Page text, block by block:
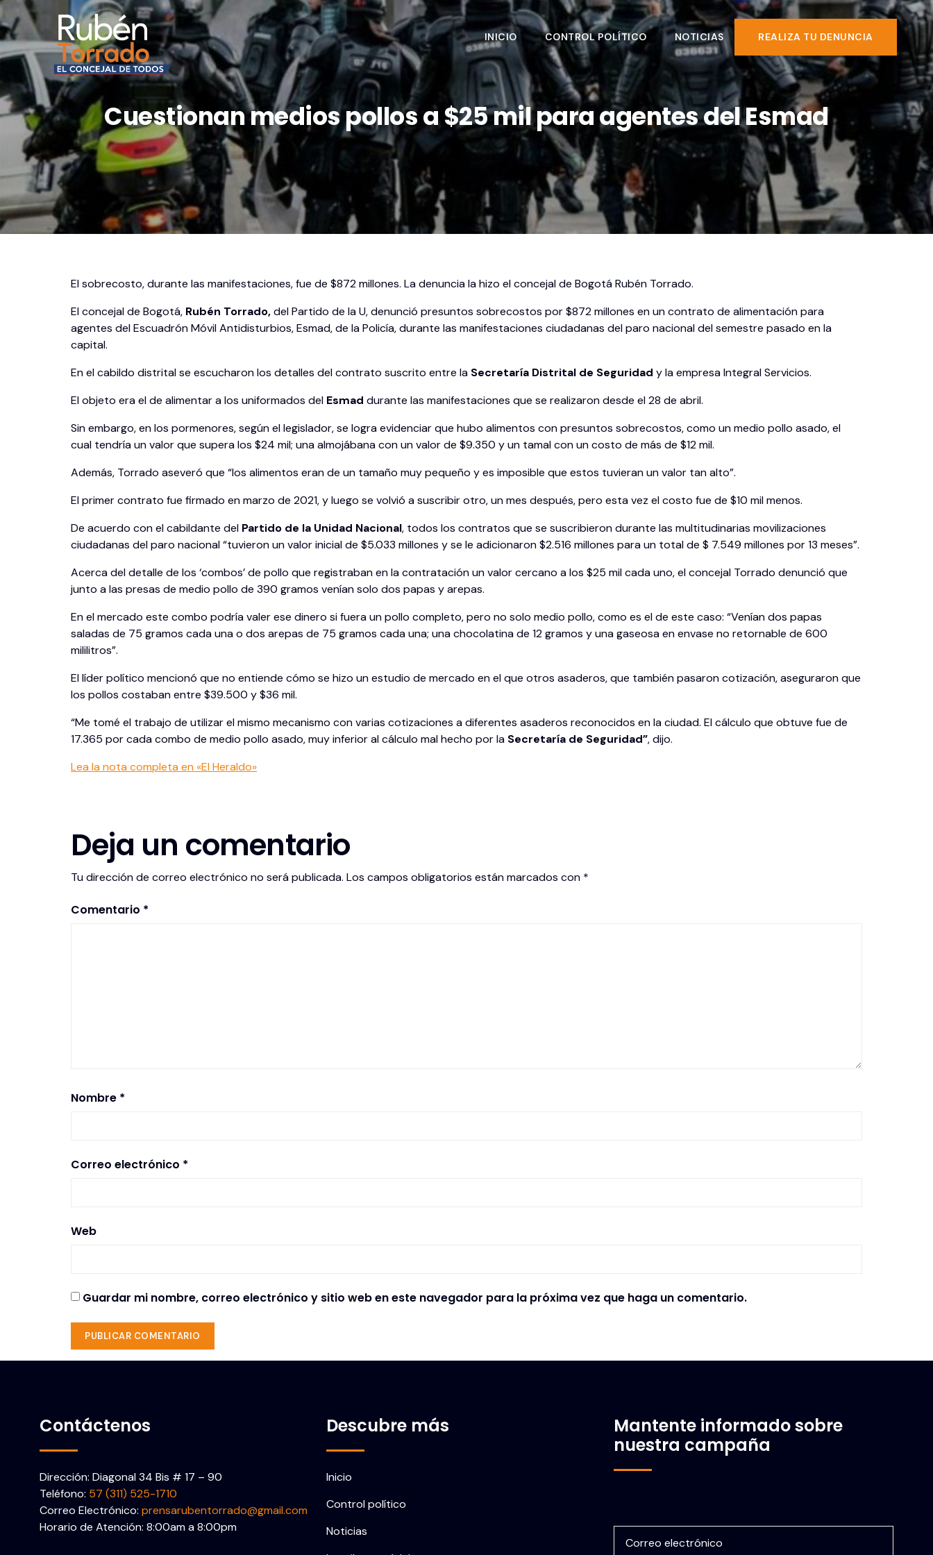
INICIO CONTROL POLÍTICO NOTICIAS REALIZA TU DENUNCIA
Cuestionan medios pollos a $25 mil para agentes del Esmad
El sobrecosto, durante las manifestaciones, fue de $872 millones. La denuncia la hizo el concejal de Bogotá Rubén Torrado.
El concejal de Bogotá, Rubén Torrado,del Partido de la U, denunció presuntos sobrecostos por $872 millones en un contrato de alimentación para
agentes del Escuadrón Móvil Antidisturbios, Esmad, de la Policía, durante las manifestaciones ciudadanas del paro nacional del semestre pasado en la
capital.
En el cabildo distrital se escucharon los detalles del contrato suscrito entre la Secretaría Distrital de Seguridad y la empresa Integral Servicios.
El objeto era el de alimentar a los uniformados del Esmad durante las manifestaciones que se realizaron desde el 28 de abril.
Sin embargo, en los pormenores, según el legislador, se logra evidenciar que hubo alimentos con presuntos sobrecostos, como un medio pollo asado, el
cual tendría un valor que supera los $24 mil; una almojábana con un valor de $9.350 y un tamal con un costo de más de $12 mil.
Además, Torrado aseveró que “los alimentos eran de un tamaño muy pequeño y es imposible que estos tuvieran un valor tan alto”.
El primer contrato fue firmado en marzo de 2021, y luego se volvió a suscribir otro, un mes después, pero esta vez el costo fue de $10 mil menos.
De acuerdo con el cabildante del Partido de la Unidad Nacional, todos los contratos que se suscribieron durante las multitudinarias movilizaciones
ciudadanas del paro nacional “tuvieron un valor inicial de $5.033 millones y se le adicionaron $2.516 millones para un total de $ 7.549 millones por 13 meses”.
Acerca del detalle de los ‘combos’ de pollo que registraban en la contratación un valor cercano a los $25 mil cada uno, el concejal Torrado denunció que
junto a las presas de medio pollo de 390 gramos venían solo dos papas y arepas.
En el mercado este combo podría valer ese dinero si fuera un pollo completo, pero no solo medio pollo, como es el de este caso: “Venían dos papas
saladas de 75 gramos cada una o dos arepas de 75 gramos cada una; una chocolatina de 12 gramos y una gaseosa en envase no retornable de 600
mililitros”.
El líder político mencionó que no entiende cómo se hizo un estudio de mercado en el que otros asaderos, que también pasaron cotización, aseguraron que
los pollos costaban entre $39.500 y $36 mil.
“Me tomé el trabajo de utilizar el mismo mecanismo con varias cotizaciones a diferentes asaderos reconocidos en la ciudad. El cálculo que obtuve fue de
17.365 por cada combo de medio pollo asado, muy inferior al cálculo mal hecho por la Secretaría de Seguridad”, dijo.
Lea la nota completa en «El Heraldo»
Deja un comentario
Tu dirección de correo electrónico no será publicada. Los campos obligatorios están marcados con *
Comentario *
Nombre *
Correo electrónico *
Web
Guardar mi nombre, correo electrónico y sitio web en este navegador para la próxima vez que haga un comentario.
Contáctenos
Dirección: Diagonal 34 Bis # 17 – 90
Teléfono: 57 (311) 525-1710
Correo Electrónico: prensarubentorrado@gmail.com
Horario de Atención: 8:00am a 8:00pm
Descubre más
Inicio
Control político
Noticias
Mantente informado sobre
nuestra campaña